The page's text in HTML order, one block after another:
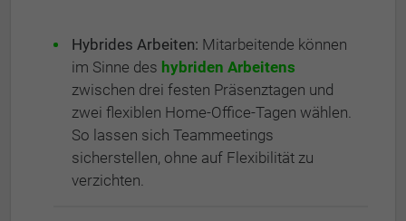
Hybrides Arbeiten: Mitarbeitende können
im Sinne des hybriden Arbeitens
zwischen drei festen Präsenztagen und
zwei flexiblen Home-Office-Tagen wählen.
So lassen sich Teammeetings
sicherstellen, ohne auf Flexibilität zu
verzichten.